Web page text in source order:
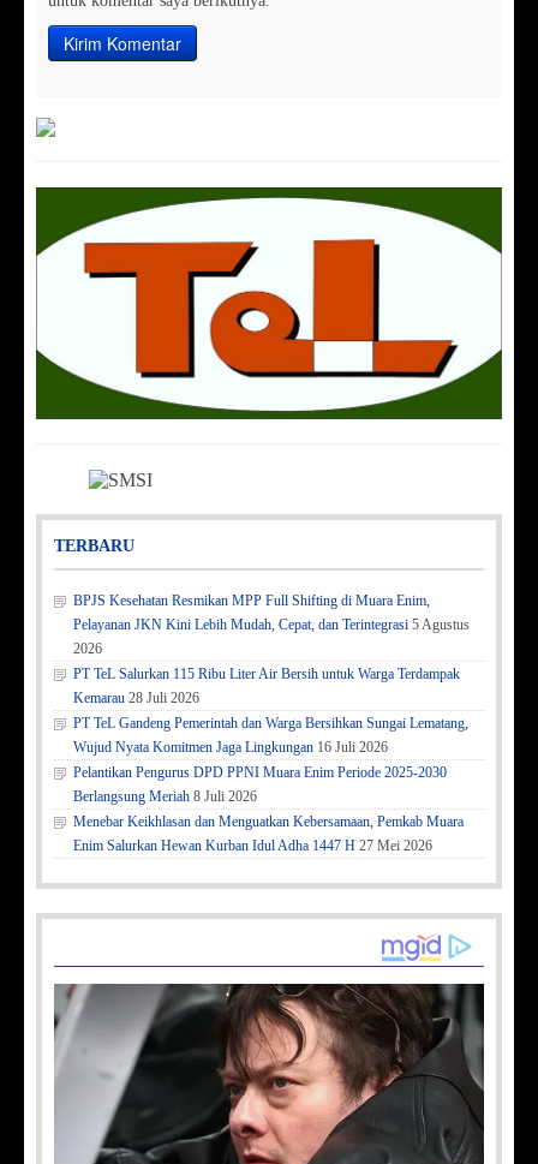
TERBARU
BPJS Kesehatan Resmikan MPP Full Shifting di Muara Enim,
Pelayanan JKN Kini Lebih Mudah, Cepat, dan Terintegrasi 5 Agustus
2026
PT TeL Salurkan 115 Ribu Liter Air Bersih untuk Warga Terdampak
Kemarau 28 Juli 2026
PT TeL Gandeng Pemerintah dan Warga Bersihkan Sungai Lematang,
Wujud Nyata Komitmen Jaga Lingkungan 16 Juli 2026
Pelantikan Pengurus DPD PPNI Muara Enim Periode 2025-2030
Berlangsung Meriah 8 Juli 2026
Menebar Keikhlasan dan Menguatkan Kebersamaan, Pemkab Muara
Enim Salurkan Hewan Kurban Idul Adha 1447 H 27 Mei 2026